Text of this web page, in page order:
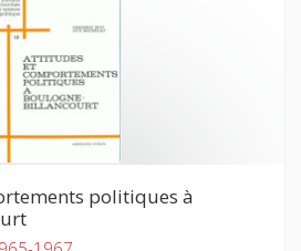
politiques à